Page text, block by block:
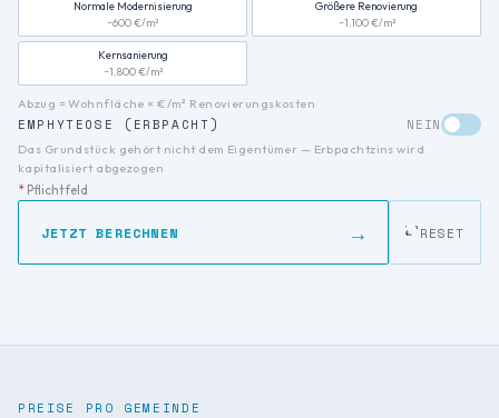
Verwandte Suchanfragen: prix immobilier Luxembourg, prix
Normale Modernisierung
~600 €/m²
Größere Renovierung
~1.100 €/m²
Kernsanierung
~1.800 €/m²
Abzug = Wohnfläche × €/m² Renovierungskosten
EMPHYTEOSE (ERBPACHT) NEIN
Das Grundstück gehört nicht dem Eigentümer — Erbpachtzins wird
kapitalisiert abgezogen
* Pflichtfeld
JETZT BERECHNEN → RESET
PREISE PRO GEMEINDE